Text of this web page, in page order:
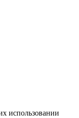
использовании